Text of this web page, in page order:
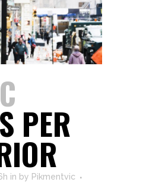
PER
in by Pikmentvic